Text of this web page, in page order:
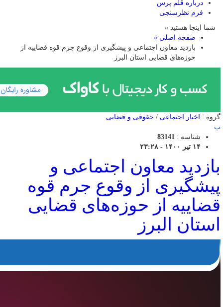
درباره قلم پرس
فرم نظرسنجی
شما اینجا هستید »
صفحه اصلی »
بازدید معاون اجتماعی و پیشگیری از وقوع جرم قوه قضاییه از
حوزه‌های قضایی استان البرز
گروه : اخبار اجتماعی / حقوقی و قضایی
پ
شناسه : 83141
۱۴ تیر ۱۴۰۰ - ۲۳:۲۸
بازدید معاون اجتماعی و
پیشگیری از وقوع جرم قوه
قضاییه از حوزه‌های قضایی
استان البرز